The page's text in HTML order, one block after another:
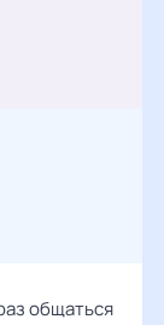
общаться